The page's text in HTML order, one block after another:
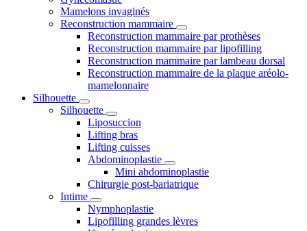
Mamelons invaginés
Reconstruction mammaire
Reconstruction mammaire par prothèses
Reconstruction mammaire par lipofilling
Reconstruction mammaire par lambeau dorsal
Reconstruction mammaire de la plaque aréolo-
mamelonnaire
Silhouette
Silhouette
Liposuccion
Lifting bras
Lifting cuisses
Abdominoplastie
Mini abdominoplastie
Chirurgie post-bariatrique
Intime
Nymphoplastie
Lipofilling grandes lèvres